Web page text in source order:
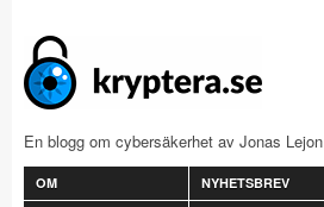
En blogg om cybersäkerhet av Jonas Lejon
OM
NYHETSBREV